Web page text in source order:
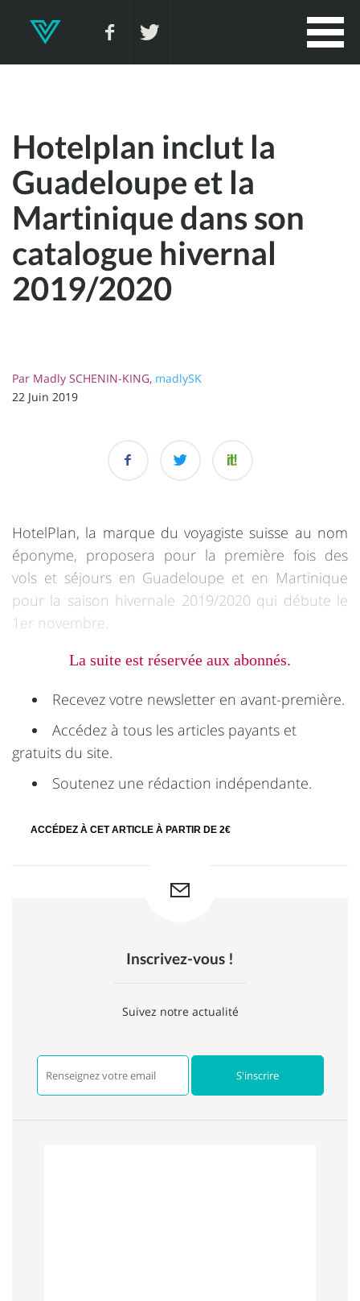
Hotelplan inclut la
Guadeloupe et la
Martinique dans son
catalogue hivernal
2019/2020
Par Madly SCHENIN-KING, madlySK
22 Juin 2019
HotelPlan, la marque du voyagiste suisse au nom
éponyme, proposera pour la première fois des
vols et séjours en Guadeloupe et en Martinique
pour la saison hivernale 2019/2020 qui débute le
1er novembre.
La suite est réservée aux abonnés.
Recevez votre newsletter en avant-première.
Accédez à tous les articles payants et
gratuits du site.
Soutenez une rédaction indépendante.
ACCÉDEZ À CET ARTICLE À PARTIR DE 2€
Inscrivez-vous !
Suivez notre actualité